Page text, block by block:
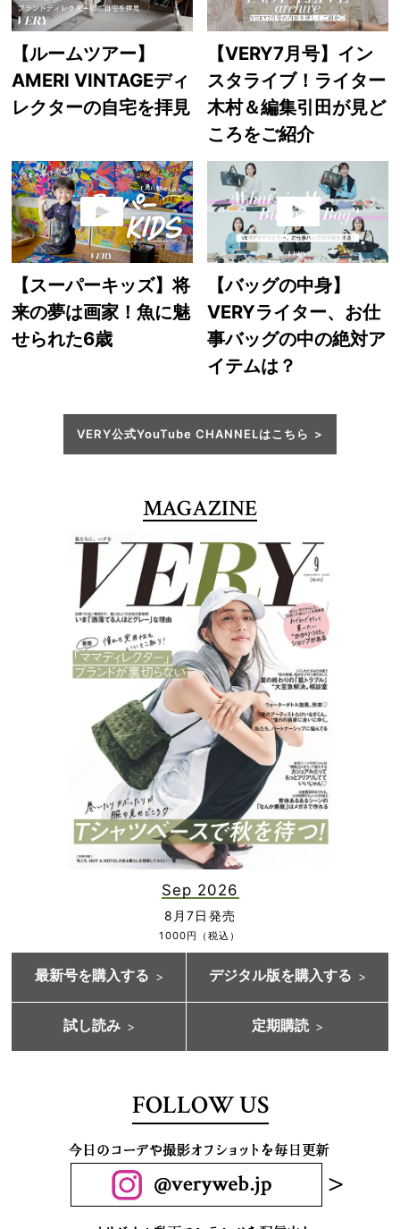
【ルームツアー】
AMERI VINTAGEディ
レクターの自宅を拝見
【VERY7月号】イン
スタライブ！ライター
木村＆編集引田が見ど
ころをご紹介
【スーパーキッズ】将
来の夢は画家！魚に魅
せられた6歳
【バッグの中身】
VERYライター、お仕
事バッグの中の絶対ア
イテムは？
VERY公式YouTube CHANNELはこちら
MAGAZINE
Sep 2026
8月7日発売
1000円（税込）
最新号を購入する デジタル版を購入する
試し読み 定期購読
FOLLOW US